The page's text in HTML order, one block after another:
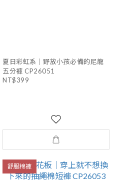
夏日彩虹系｜野放小孩必備的尼龍
五分褲 CP26051
NT$399
舒服棉褲